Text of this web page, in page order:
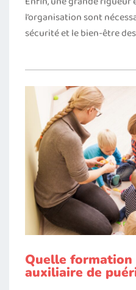
l’organisation sont
sécurité et le bien-être
Quelle
auxiliaire de